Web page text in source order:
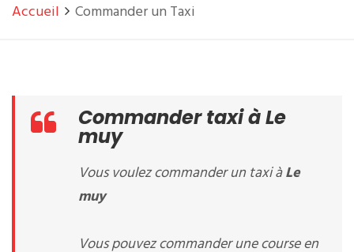
Accueil Commander un Taxi
Commander taxi à Le
muy
Vous voulez commander un taxi àLe
muy
Vous pouvez commander une course en